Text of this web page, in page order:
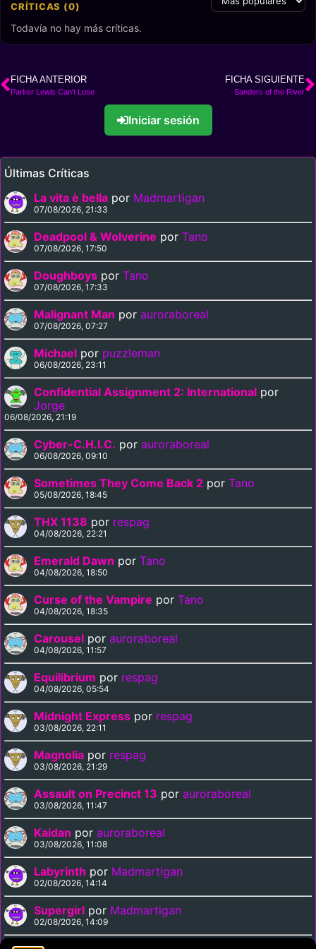
CRÍTICAS (0)
Todavía no hay más críticas.
FICHA ANTERIOR
Parker Lewis Can't Lose
FICHA SIGUIENTE
Sanders of the River
Iniciar sesión
Últimas Críticas
La vita è bella por Madmartigan
07/08/2026, 21:33
Deadpool & Wolverine por Tano
07/08/2026, 17:50
Doughboys por Tano
07/08/2026, 17:33
Malignant Man por auroraboreal
07/08/2026, 07:27
Michael por puzzleman
06/08/2026, 23:11
Confidential Assignment 2: International por
Jorge
06/08/2026, 21:19
Cyber-C.H.I.C. por auroraboreal
06/08/2026, 09:10
Sometimes They Come Back 2 por Tano
05/08/2026, 18:45
THX 1138 por respag
04/08/2026, 22:21
Emerald Dawn por Tano
04/08/2026, 18:50
Curse of the Vampire por Tano
04/08/2026, 18:35
Carousel por auroraboreal
04/08/2026, 11:57
Equilibrium por respag
04/08/2026, 05:54
Midnight Express por respag
03/08/2026, 22:11
Magnolia por respag
03/08/2026, 21:29
Assault on Precinct 13 por auroraboreal
03/08/2026, 11:47
Kaidan por auroraboreal
03/08/2026, 11:08
Labyrinth por Madmartigan
02/08/2026, 14:14
Supergirl por Madmartigan
02/08/2026, 14:09